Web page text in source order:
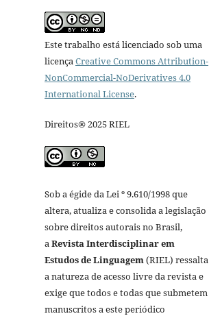
Este trabalho está licenciado sob uma
licença Creative Commons Attribution-
NonCommercial-NoDerivatives 4.0
International License.
Direitos® 2025 RIEL
Sob a égide da Lei º 9.610/1998 que
altera, atualiza e consolida a legislação
sobre direitos autorais no Brasil,
a Revista Interdisciplinar em
Estudos de Linguagem (RIEL) ressalta
a natureza de acesso livre da revista e
exige que todos e todas que submetem
manuscritos a este periódico